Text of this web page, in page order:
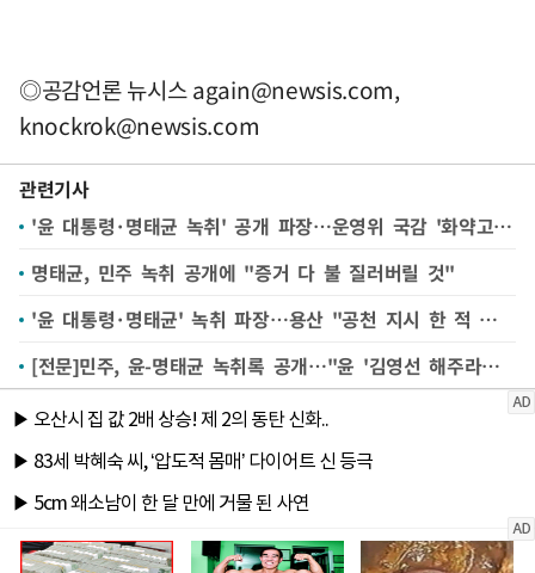
◎공감언론 뉴시스again@newsis.com,
knockrok@newsis.com
관련기사
'윤 대통령·명태균 녹취' 공개 파장…운영위 국감 '화약고' 될 듯
명태균, 민주 녹취 공개에 "증거 다 불 질러버릴 것"
'윤 대통령·명태균' 녹취 파장…용산 "공천 지시 한 적 없어" 야 "공천 개입 확인"
[전문]민주, 윤-명태균 녹취록 공개…"윤 '김영선 해주라고 했다'고 말해"